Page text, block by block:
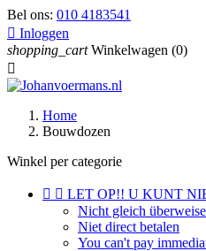
Bel ons: 010 4183541
 Inloggen
shopping_cart Winkelwagen (0)

Home
Bouwdozen
Winkel per categorie
  LET OP!! U KUNT
Nicht gleich
Niet direct betalen
You can't pay